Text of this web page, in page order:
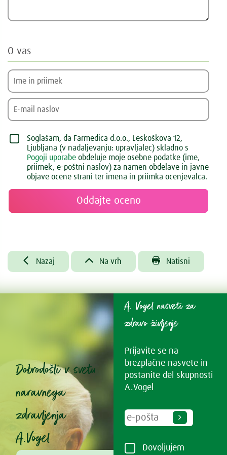
O vas
Soglašam, da Farmedica d.o.o., Leskoškova 12,
Ljubljana (v nadaljevanju: upravljalec) skladno s
Pogoji uporabeobdeluje moje osebne podatke (ime,
priimek, e-poštni naslov) za namen obdelave in javne
objave ocene strani ter imena in priimka ocenjevalca.
 Nazaj  Na vrh  Natisni
Dobrodošli v svetu
naravnega
zdravljenja
A.Vogel
A. Vogel nasveti za
zdravo življenje
Prijavite se na
brezplačne nasvete in
postanite del skupnosti
A.Vogel
Dovoljujem